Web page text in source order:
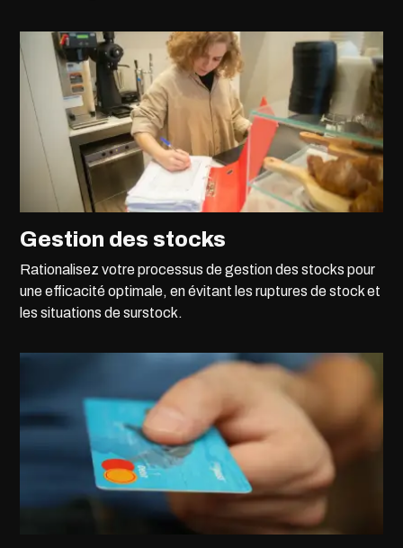
Gestion des stocks
Rationalisez votre processus de gestion des stocks pour
une efficacité optimale, en évitant les ruptures de stock et
les situations de surstock.